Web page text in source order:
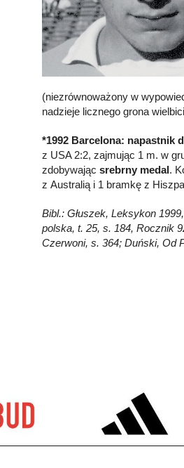
(niezrównoważony w
nadzieje licznego grona
*1992 Barcelona: napastnik
z USA 2:2, zajmując 1 m. w
zdobywając srebrny medal.
z Australią i 1 bramkę z
Bibl.: Głuszek, Leksykon
polska, t. 25, s. 184, Rocznik
Czerwoni, s. 364; Duński, Od